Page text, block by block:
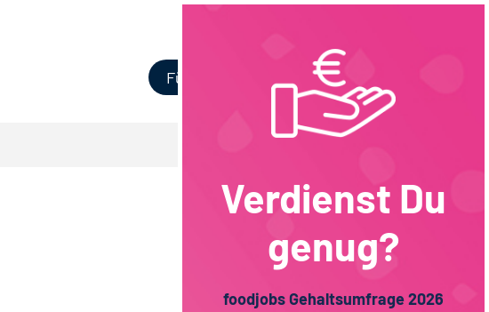
Für Unternehmen
Verdienst Du
genug?
foodjobs Gehaltsumfrage 2026